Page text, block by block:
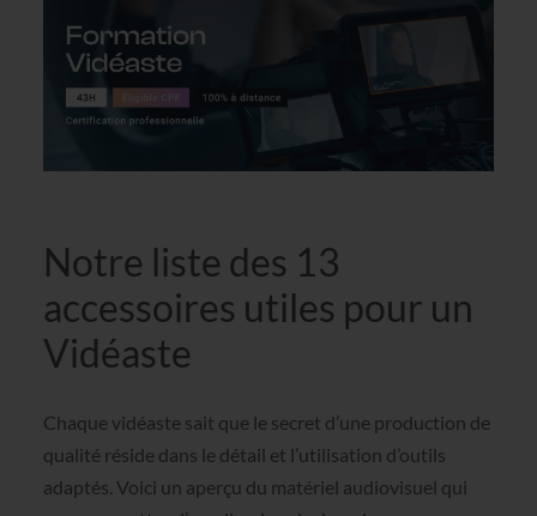
Notre liste des 13
accessoires utiles pour un
Vidéaste
Chaque vidéaste sait que le secret d’une production de
qualité réside dans le détail et l’utilisation d’outils
adaptés. Voici un aperçu du matériel audiovisuel qui